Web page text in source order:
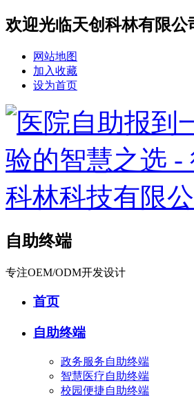
欢迎光临天创科林有限公
网站地图
加入收藏
设为首页
自助终端
专注OEM/ODM开发设计
首页
自助终端
政务服务自助终端
智慧医疗自助终端
校园便捷自助终端